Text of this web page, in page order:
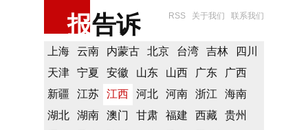
报告诉 RSS 关于我们 联系我们
上海 云南 内蒙古 北京 台湾 吉林
四川
天津
宁夏 安徽 山东 山西 广东
广西
新疆
江苏 江西 河北 河南 浙江
海南
湖北
湖南 澳门 甘肃 福建 西藏
贵州